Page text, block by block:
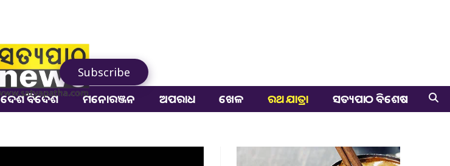
Subscribe
ଦେଶ ବିଦେଶ ମନୋରଞ୍ଜନ ଅପରାଧ ଖେଳ ରଥ ଯାତ୍ରା ସତ୍ୟପାଠ ବିଶେଷ